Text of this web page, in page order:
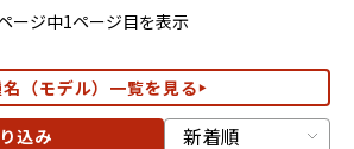
ージ中1ページ目を表示
（モデル）一覧を見る
込み